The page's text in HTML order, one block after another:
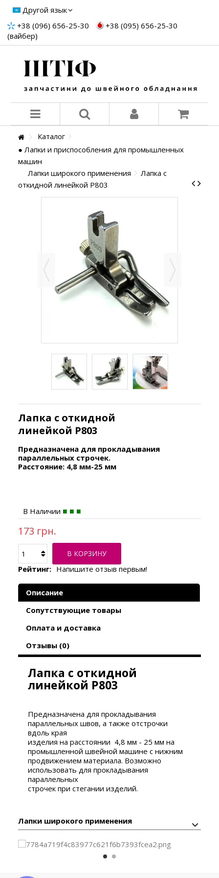
Другой язык
+38 (096) 656-25-30
+38 (095) 656-25-30
(вайбер)
Каталог
● Лапки и приспособления для промышленных
машин
Лапки широкого применения
Лапка с
откидной линейкой P803
Лапка с откидной
линейкой P803
Предназначена для прокладывания
параллельных строчек.
Расстояние: 4,8 мм-25 мм
В Наличии
173 грн.
В КОРЗИНУ
Рейтинг: Напишите отзыв первым!
Описание
Сопутствующие товары
Оплата и доставка
Отзывы (0)
Лапка с откидной
линейкой P803
Предназначена для прокладывания
параллельных швов, а также отстрочки
вдоль края
изделия на расстоянии 4,8 мм - 25 мм на
промышленнойшвейной машине с нижним
продвижением материала. Возможно
использовать дляпрокладывания
параллельных
строчек при стегании изделий.
Лапки широкого применения